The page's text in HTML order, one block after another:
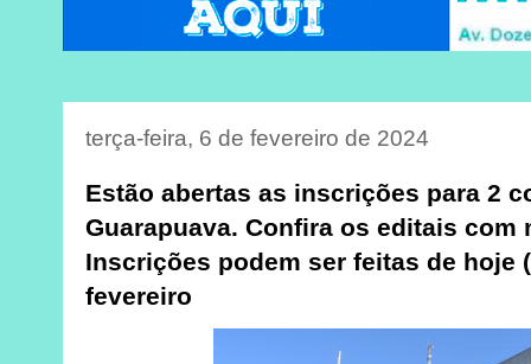
terça-feira, 6 de fevereiro de 2024
Estão abertas as inscrições para 2
Guarapuava. Confira os editais com
Inscrições podem ser feitas de hoje
fevereiro